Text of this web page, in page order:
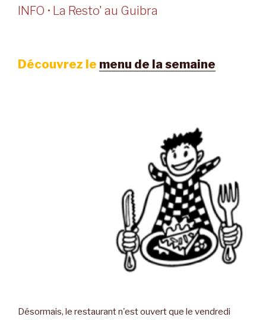
INFO • La Resto' au Guibra
Découvrez le menu de la semaine
Désormais, le restaurant n'est ouvert que le vendredi